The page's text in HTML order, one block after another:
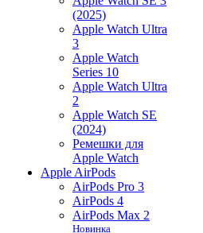
(2025)
Apple Watch Ultra
3
Apple Watch
Series 10
Apple Watch Ultra
2
Apple Watch SE
(2024)
Ремешки для
Apple Watch
Apple AirPods
AirPods Pro 3
AirPods 4
AirPods Max 2
Новинка